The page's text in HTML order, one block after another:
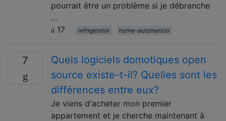
pourrait être un problème si je débranche
…
17
refrigerator home-automation
7
Quels logiciels domotiques open
source existe-t-il? Quelles sont les
différences entre eux?
Je viens d'acheter mon premier
appartement et je cherche maintenant à